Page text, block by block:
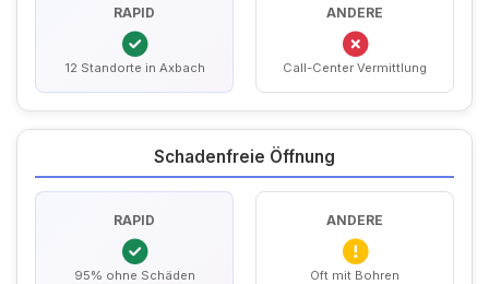
RAPID
12 Standorte in Axbach
ANDERE
Call-Center Vermittlung
Schadenfreie Öffnung
RAPID
95% ohne Schäden
ANDERE
Oft mit Bohren